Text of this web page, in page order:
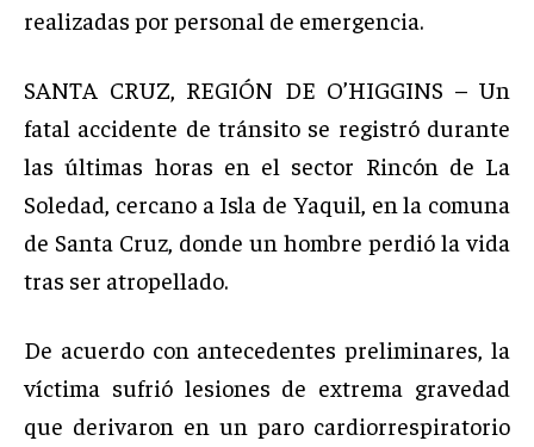
realizadas por personal de emergencia.
SANTA CRUZ, REGIÓN DE O’HIGGINS – Un
fatal accidente de tránsito se registró durante
las últimas horas en el sector Rincón de La
Soledad, cercano a Isla de Yaquil, en la comuna
de Santa Cruz, donde un hombre perdió la vida
tras ser atropellado.
De acuerdo con antecedentes preliminares, la
víctima sufrió lesiones de extrema gravedad
que derivaron en un paro cardiorrespiratorio